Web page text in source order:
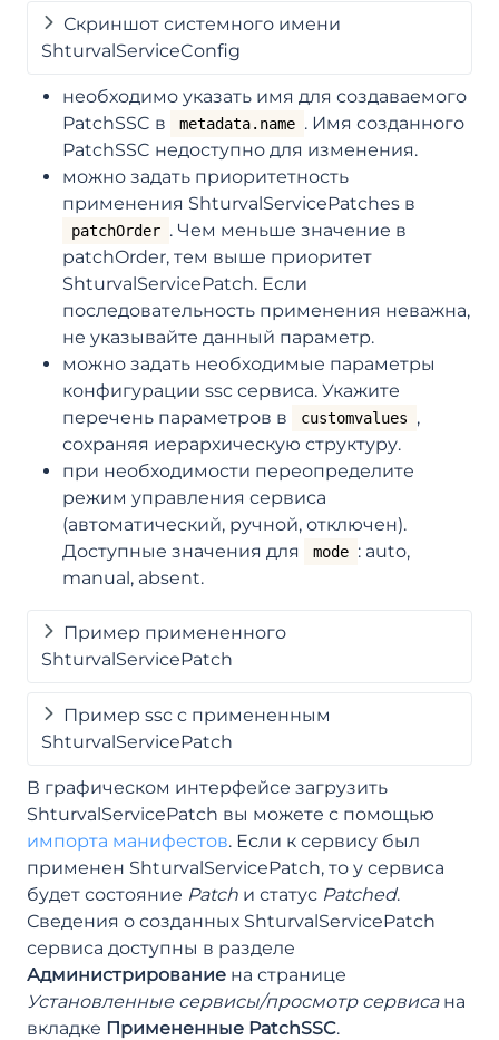
Скриншот системного имени
ShturvalServiceConfig
необходимо указать имя для создаваемого
PatchSSC в
metadata.name . Имя созданного
PatchSSC недоступно для изменения.
можно задать приоритетность
применения ShturvalServicePatches в
patchOrder . Чем меньше значение в
patchOrder, тем выше приоритет
ShturvalServicePatch. Если
последовательность применения неважна,
не указывайте данный параметр.
можно задать необходимые параметры
конфигурации ssc сервиса. Укажите
перечень параметров в
customvalues
,
сохраняя иерархическую структуру.
при необходимости переопределите
режим управления сервиса
(автоматический, ручной, отключен).
Доступные значения для
mode : auto,
manual, absent.
Пример примененного
ShturvalServicePatch
Пример ssc c примененным
ShturvalServicePatch
В графическом интерфейсе загрузить
ShturvalServicePatch вы можете с помощью
импорта манифестов. Если к сервису был
применен ShturvalServicePatch, то у сервиса
будет состояние Patch и статус Patched.
Сведения о созданных ShturvalServicePatch
сервиса доступны в разделе
Администрирование на странице
Установленные сервисы/просмотр сервисана
вкладке Примененные PatchSSC.